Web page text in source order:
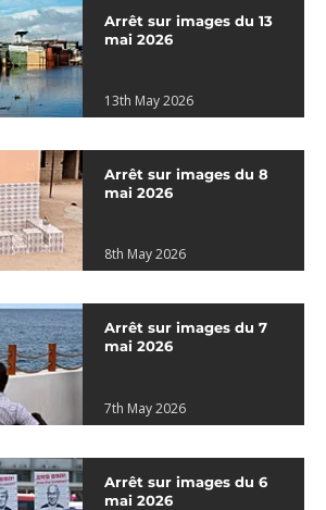
Arrêt sur images du 13
mai 2026
13th May 2026
Arrêt sur images du 8
mai 2026
8th May 2026
Arrêt sur images du 7
mai 2026
7th May 2026
Arrêt sur images du 6
mai 2026